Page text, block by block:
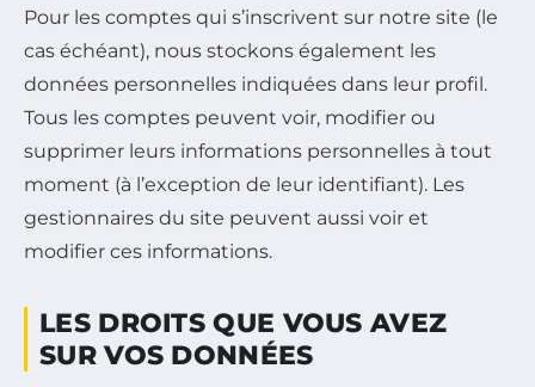
Pour les comptes qui s’inscrivent sur notre site (le
cas échéant), nous stockons également les
données personnelles indiquées dans leur profil.
Tous les comptes peuvent voir, modifier ou
supprimer leurs informations personnelles à tout
moment (à l’exception de leur identifiant). Les
gestionnaires du site peuvent aussi voir et
modifier ces informations.
LES DROITS QUE VOUS AVEZ
SUR VOS DONNÉES